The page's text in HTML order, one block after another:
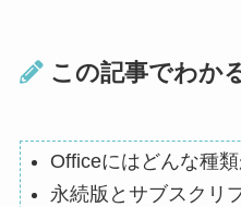
この記事でわか
Officeにはどんな種
永続版とサブスクリ